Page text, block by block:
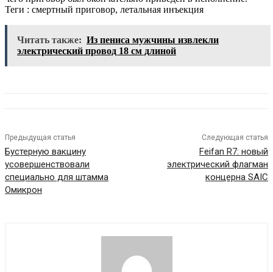
Теги : смертный приговор, летальная инъекция
Читать также: Из пениса мужчины извлекли
электрический провод 18 см длиной
Предыдущая статья
Бустерную вакцину
усовершенствовали
специально для штамма
Омикрон
Следующая статья
Feifan R7: новый
электрический флагман
концерна SAIC